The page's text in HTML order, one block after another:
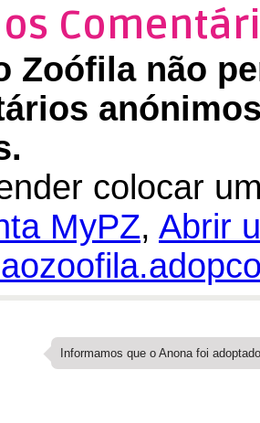
Zoófila não
colocar
MyPZ, Abrir
Informamos que o Anona foi